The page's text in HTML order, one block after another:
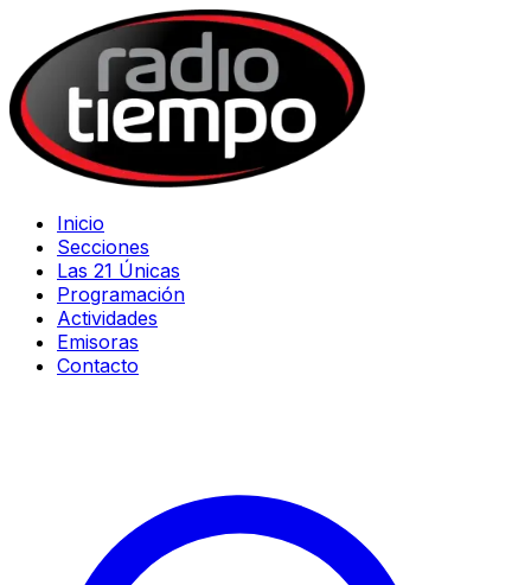
Inicio
Secciones
Las 21 Únicas
Programación
Actividades
Emisoras
Contacto